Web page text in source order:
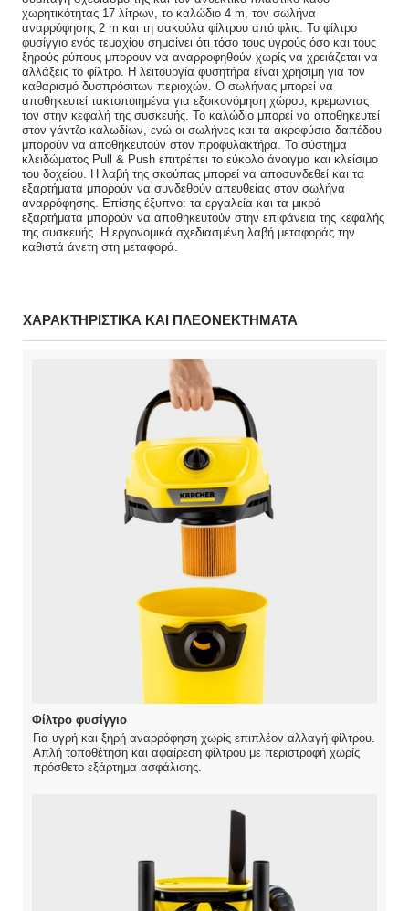
χωρητικότητας 17 λίτρων, το καλώδιο 4 m, τον σωλήνα
αναρρόφησης 2 m και τη σακούλα φίλτρου από φλις. Το φίλτρο
φυσίγγιο ενός τεμαχίου σημαίνει ότι τόσο τους υγρούς όσο και τους
ξηρούς ρύπους μπορούν να αναρροφηθούν χωρίς να χρειάζεται να
αλλάξεις το φίλτρο. Η λειτουργία φυσητήρα είναι χρήσιμη για τον
καθαρισμό δυσπρόσιτων περιοχών. Ο σωλήνας μπορεί να
αποθηκευτεί τακτοποιημένα για εξοικονόμηση χώρου, κρεμώντας
τον στην κεφαλή της συσκευής. Το καλώδιο μπορεί να αποθηκευτεί
στον γάντζο καλωδίων, ενώ οι σωλήνες και τα ακροφύσια δαπέδου
μπορούν να αποθηκευτούν στον προφυλακτήρα. Το σύστημα
κλειδώματος Pull & Push επιτρέπει το εύκολο άνοιγμα και κλείσιμο
του δοχείου. Η λαβή της σκούπας μπορεί να αποσυνδεθεί και τα
εξαρτήματα μπορούν να συνδεθούν απευθείας στον σωλήνα
αναρρόφησης. Επίσης έξυπνο: τα εργαλεία και τα μικρά
εξαρτήματα μπορούν να αποθηκευτούν στην επιφάνεια της κεφαλής
της συσκευής. Η εργονομικά σχεδιασμένη λαβή μεταφοράς την
καθιστά άνετη στη μεταφορά.
ΧΑΡΑΚΤΗΡΙΣΤΙΚΑ ΚΑΙ ΠΛΕΟΝΕΚΤΗΜΑΤΑ
Φίλτρο φυσίγγιο
Για υγρή και ξηρή αναρρόφηση χωρίς επιπλέον αλλαγή φίλτρου.
Απλή τοποθέτηση και αφαίρεση φίλτρου με περιστροφή χωρίς
πρόσθετο εξάρτημα ασφάλισης.